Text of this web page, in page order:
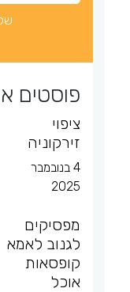
פוסטים
ציפוי
זירקוניה
4 בנובמבר
2025
מפסיקים
לגנוב לאמא
קופסאות
אוכל